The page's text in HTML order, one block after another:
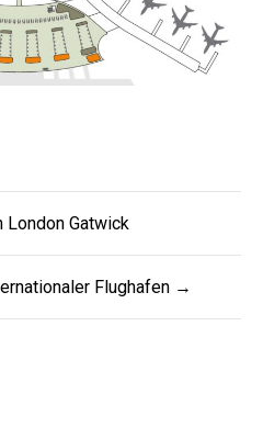
Gatwick
Flughafen →